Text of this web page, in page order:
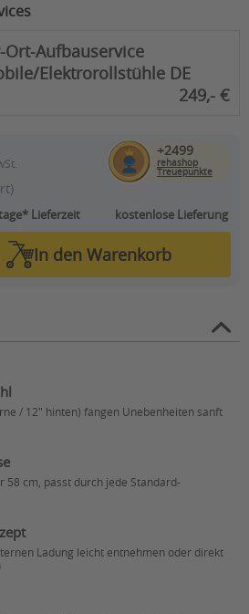
Ort-Aufbauservice
Elektrorollstühle DE
249,- €
+2499
rehashop
Treuepunkte
Lieferzeit kostenlose Lieferung
In den Warenkorb
/ 12" hinten) fangen Unebenheiten sanft
58 cm, passt durch jede Standard-
Ladung leicht entnehmen oder direkt